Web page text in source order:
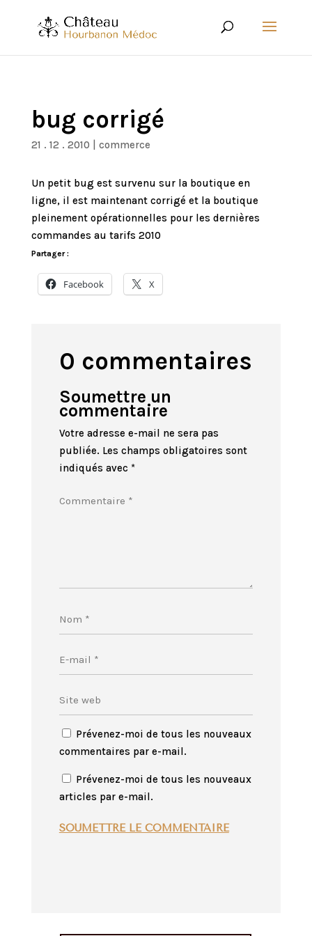
bug corrigé
21 . 12 . 2010 commerce
Un petit bug est survenu sur la boutique en
ligne, il est maintenant corrigé et la boutique
pleinement opérationnelles pour les dernières
commandes au tarifs 2010
Partager :
Facebook X
0 commentaires
Soumettre un
commentaire
Votre adresse e-mail ne sera pas
publiée. Les champs obligatoires sont
indiqués avec *
Prévenez-moi de tous les nouveaux
commentaires par e-mail.
Prévenez-moi de tous les nouveaux
articles par e-mail.
SOUMETTRE LE COMMENTAIRE